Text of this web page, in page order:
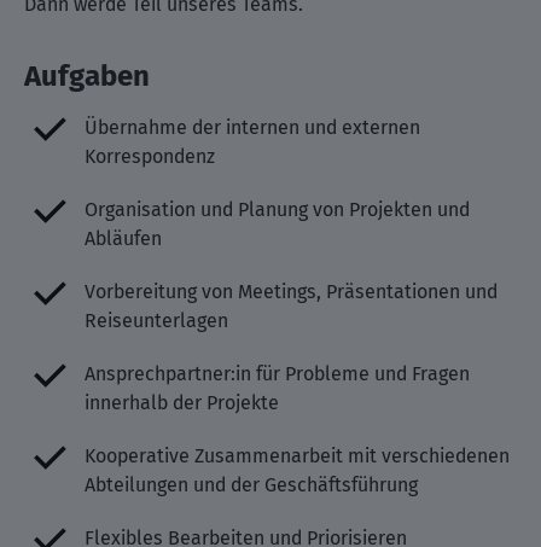
Aufgaben
Übernahme der internen und externen
Korrespondenz
Organisation und Planung von Projekten und
Abläufen
Vorbereitung von Meetings, Präsentationen und
Reiseunterlagen
Ansprechpartner:in für Probleme und Fragen
innerhalb der Projekte
Kooperative Zusammenarbeit mit verschiedenen
Abteilungen und der Geschäftsführung
Flexibles Bearbeiten und Priorisieren